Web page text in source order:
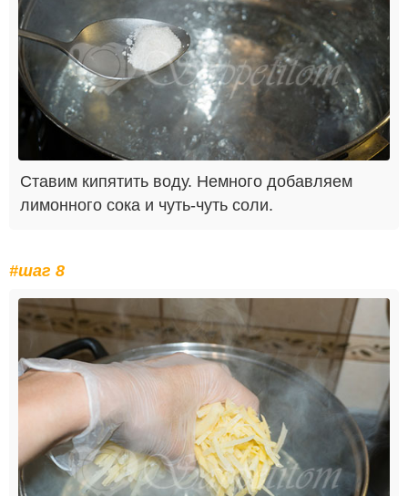
Ставим кипятить воду. Немного добавляем
лимонного сока и чуть-чуть соли.
#шаг 8